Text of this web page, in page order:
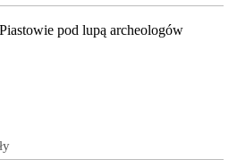
Piastowie pod lupą archeologów